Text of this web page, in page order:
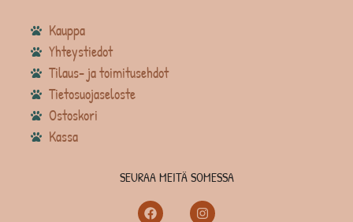
Kauppa
Yhteystiedot
Tilaus- ja toimitusehdot
Tietosuojaseloste
Ostoskori
Kassa
SEURAA MEITÄ SOMESSA